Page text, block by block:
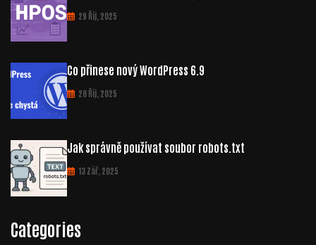
29 Říj, 2025
Co přinese nový WordPress 6.9
28 Říj, 2025
Jak správně používat soubor robots.txt
13 Zář, 2025
Categories